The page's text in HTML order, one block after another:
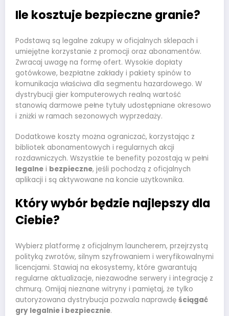
Ile kosztuje bezpieczne granie?
Podstawą są legalne zakupy w oficjalnych sklepach i
umiejętne korzystanie z promocji oraz abonamentów.
Zwracaj uwagę na formę ofert. Wysokie dopłaty
gotówkowe, bezpłatne zakłady i pakiety spinów to
komunikacja właściwa dla segmentu hazardowego. W
dystrybucji gier komputerowych realną wartość
stanowią darmowe pełne tytuły udostępniane okresowo
i zniżki w ramach sezonowych wyprzedaży.
Dodatkowe koszty można ograniczać, korzystając z
bibliotek abonamentowych i regularnych akcji
rozdawniczych. Wszystkie te benefity pozostają w pełni
legalne i bezpieczne, jeśli pochodzą z oficjalnych
aplikacji i są aktywowane na koncie użytkownika.
Który wybór będzie najlepszy dla
Ciebie?
Wybierz platformę z oficjalnym launcherem, przejrzystą
polityką zwrotów, silnym szyfrowaniem i weryfikowalnymi
licencjami. Stawiaj na ekosystemy, które gwarantują
regularne aktualizacje, niezawodne serwery i integrację z
chmurą. Omijaj nieznane witryny i pamiętaj, że tylko
autoryzowana dystrybucja pozwala naprawdę ściągać
gry legalnie i bezpiecznie.